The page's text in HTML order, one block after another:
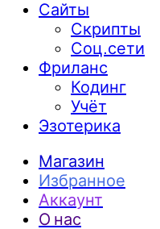
Сайты
Скрипты
Соц.сети
Фриланс
Кодинг
Учёт
Эзотерика
Магазин
Избранное
Аккаунт
О нас